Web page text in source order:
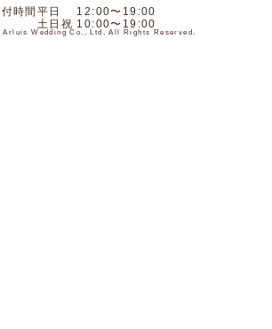
時間 平日 12:00〜19:00
土日祝 10:00〜19:00
Wedding Co., Ltd. All Rights Reserved.